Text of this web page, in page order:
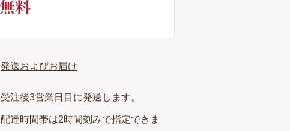
発送およびお届け
受注後3営業日目に発送します。
配達時間帯は2時間刻みで指定できま